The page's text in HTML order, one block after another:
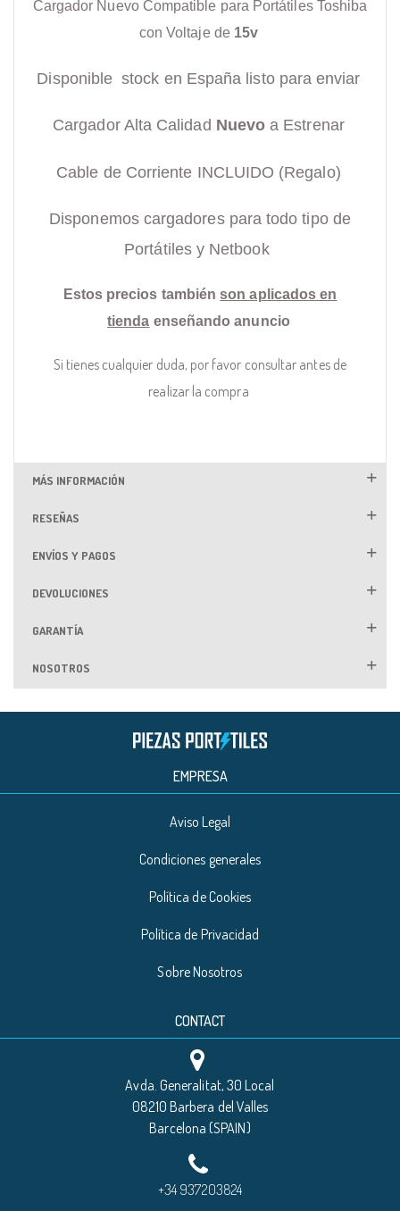
Cargador Nuevo Compatible para Portátiles Toshiba
con Voltaje de 15v
Disponible stock en España listo para enviar
Cargador Alta Calidad Nuevo a Estrenar
Cable de Corriente INCLUIDO (Regalo)
Disponemos cargadores para todo tipo de
Portátiles y Netbook
Estos precios también son aplicados en
tienda enseñando anuncio
Si tienes cualquier duda, por favor consultar antes de
realizar la compra
MÁS INFORMACIÓN
RESEÑAS
ENVÍOS Y PAGOS
DEVOLUCIONES
GARANTÍA
NOSOTROS
EMPRESA
Aviso Legal
Condiciones generales
Política de Cookies
Política de Privacidad
Sobre Nosotros
CONTACT
Avda. Generalitat, 30 Local
08210 Barbera del Valles
Barcelona (SPAIN)
+34 937203824